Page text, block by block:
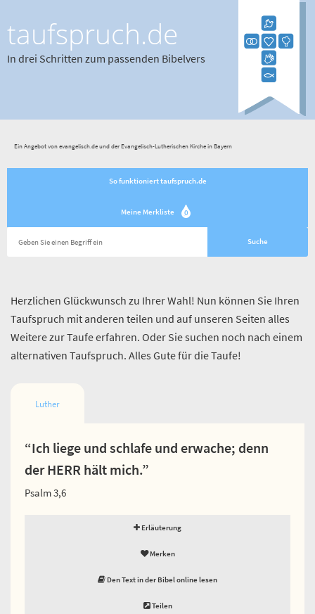
taufspruch.de
In drei Schritten zum passenden Bibelvers
Ein Angebot von evangelisch.de und der Evangelisch-Lutherischen Kirche in Bayern
So funktioniert taufspruch.de
Meine Merkliste 0
Herzlichen Glückwunsch zu Ihrer Wahl! Nun können Sie Ihren
Taufspruch mit anderen teilen und auf unseren Seiten alles
Weitere zur Taufe erfahren. Oder Sie suchen noch nach einem
alternativen Taufspruch. Alles Gute für die Taufe!
Luther
“Ich liege und schlafe und erwache; denn
der HERR hält mich.”
Psalm 3,6
Erläuterung
Merken
Den Text in der Bibel online lesen
Teilen